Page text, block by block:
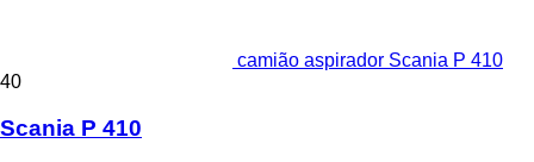
camião aspirador Scania P 410
40
Scania P 410